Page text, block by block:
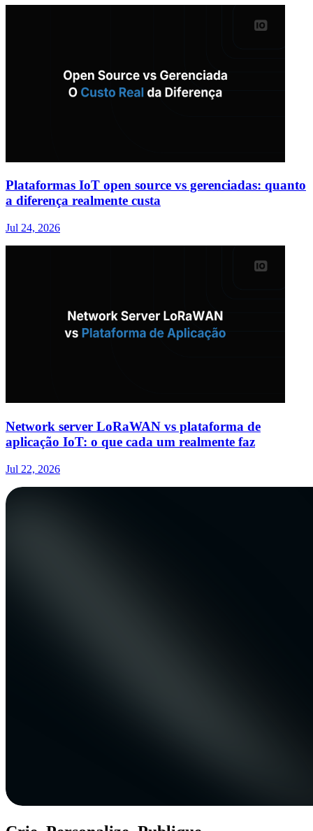
Plataformas IoT open source vs gerenciadas: quanto
a diferença realmente custa
Jul 24, 2026
Network server LoRaWAN vs plataforma de
aplicação IoT: o que cada um realmente faz
Jul 22, 2026